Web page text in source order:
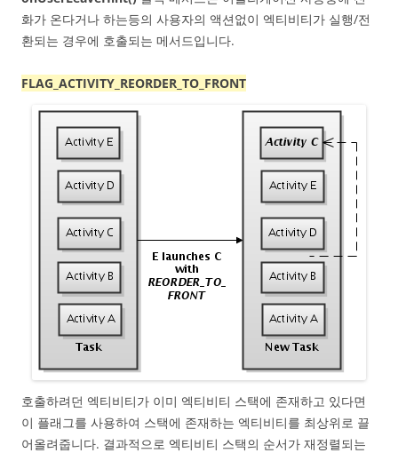
화가 온다거나 하는등의 사용자의 액션없이 엑티비티가 실행/전
환되는 경우에 호출되는 메서드입니다.
FLAG_ACTIVITY_REORDER_TO_FRONT
호출하려던 엑티비티가 이미 엑티비티 스택에 존재하고 있다면
이 플래그를 사용하여 스택에 존재하는 엑티비티를 최상위로 끌
어올려줍니다. 결과적으로 엑티비티 스택의 순서가 재정렬되는